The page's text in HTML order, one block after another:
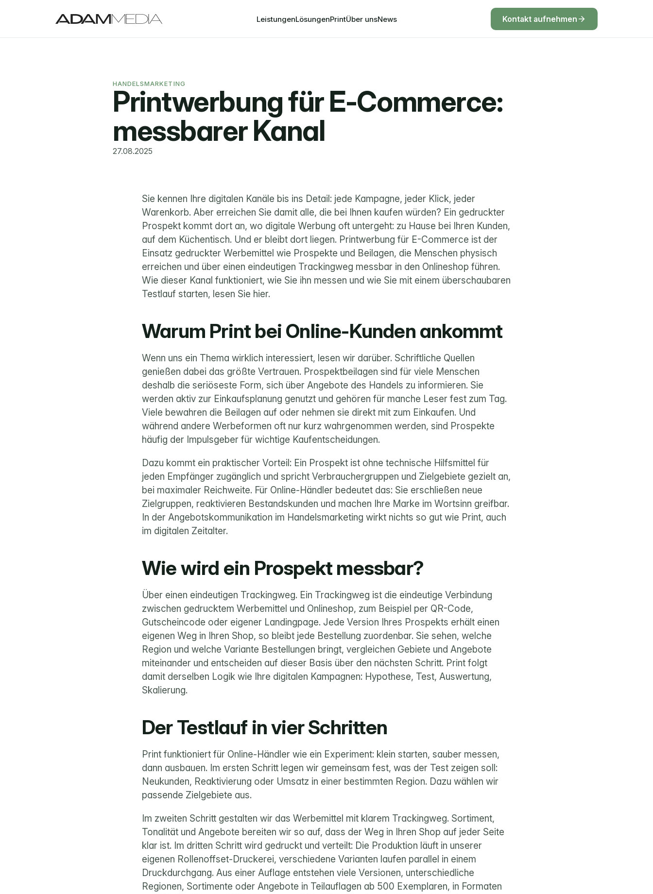
LeistungenLösungenPrintÜber unsNews Kontakt aufnehmen
HANDELSMARKETING
Printwerbung für E-Commerce:
messbarer Kanal
27.08.2025
Sie kennen Ihre digitalen Kanäle bis ins Detail: jede Kampagne, jeder Klick, jeder
Warenkorb. Aber erreichen Sie damit alle, die bei Ihnen kaufen würden? Ein gedruckter
Prospekt kommt dort an, wo digitale Werbung oft untergeht: zu Hause bei Ihren Kunden,
auf dem Küchentisch. Und er bleibt dort liegen. Printwerbung für E-Commerce ist der
Einsatz gedruckter Werbemittel wie Prospekte und Beilagen, die Menschen physisch
erreichen und über einen eindeutigen Trackingweg messbar in den Onlineshop führen.
Wie dieser Kanal funktioniert, wie Sie ihn messen und wie Sie mit einem überschaubaren
Testlauf starten, lesen Sie hier.
Warum Print bei Online-Kunden ankommt
Wenn uns ein Thema wirklich interessiert, lesen wir darüber. Schriftliche Quellen
genießen dabei das größte Vertrauen. Prospektbeilagen sind für viele Menschen
deshalb die seriöseste Form, sich über Angebote des Handels zu informieren. Sie
werden aktiv zur Einkaufsplanung genutzt und gehören für manche Leser fest zum Tag.
Viele bewahren die Beilagen auf oder nehmen sie direkt mit zum Einkaufen. Und
während andere Werbeformen oft nur kurz wahrgenommen werden, sind Prospekte
häufig der Impulsgeber für wichtige Kaufentscheidungen.
Dazu kommt ein praktischer Vorteil: Ein Prospekt ist ohne technische Hilfsmittel für
jeden Empfänger zugänglich und spricht Verbrauchergruppen und Zielgebiete gezielt an,
bei maximaler Reichweite. Für Online-Händler bedeutet das: Sie erschließen neue
Zielgruppen, reaktivieren Bestandskunden und machen Ihre Marke im Wortsinn greifbar.
In der Angebotskommunikation im Handelsmarketing wirkt nichts so gut wie Print, auch
im digitalen Zeitalter.
Wie wird ein Prospekt messbar?
Über einen eindeutigen Trackingweg. Ein Trackingweg ist die eindeutige Verbindung
zwischen gedrucktem Werbemittel und Onlineshop, zum Beispiel per QR-Code,
Gutscheincode oder eigener Landingpage. Jede Version Ihres Prospekts erhält einen
eigenen Weg in Ihren Shop, so bleibt jede Bestellung zuordenbar. Sie sehen, welche
Region und welche Variante Bestellungen bringt, vergleichen Gebiete und Angebote
miteinander und entscheiden auf dieser Basis über den nächsten Schritt. Print folgt
damit derselben Logik wie Ihre digitalen Kampagnen: Hypothese, Test, Auswertung,
Skalierung.
Der Testlauf in vier Schritten
Print funktioniert für Online-Händler wie ein Experiment: klein starten, sauber messen,
dann ausbauen. Im ersten Schritt legen wir gemeinsam fest, was der Test zeigen soll:
Neukunden, Reaktivierung oder Umsatz in einer bestimmten Region. Dazu wählen wir
passende Zielgebiete aus.
Im zweiten Schritt gestalten wir das Werbemittel mit klarem Trackingweg. Sortiment,
Tonalität und Angebote bereiten wir so auf, dass der Weg in Ihren Shop auf jeder Seite
klar ist. Im dritten Schritt wird gedruckt und verteilt: Die Produktion läuft in unserer
eigenen Rollenoffset-Druckerei, verschiedene Varianten laufen parallel in einem
Druckdurchgang. Aus einer Auflage entstehen viele Versionen, unterschiedliche
Regionen, Sortimente oder Angebote in Teilauflagen ab 500 Exemplaren, in Formaten